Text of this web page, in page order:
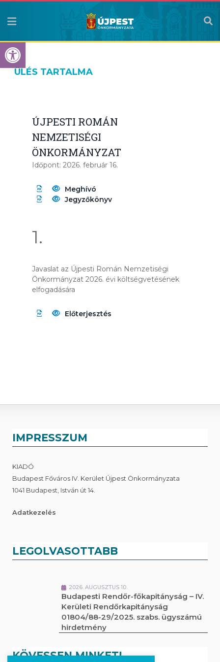
Eszköztár megnyitása
ÜLÉS TARTALMA
ÚJPESTI ROMÁN
NEMZETISÉGI
ÖNKORMÁNYZAT
Időpont: 2026. február 16.
Meghívó
Jegyzőkönyv
1.
Javaslat az Újpesti Román Nemzetiségi
Önkormányzat 2026. évi költségvetésének
elfogadására
Előterjesztés
IMPRESSZUM
KIADÓ
Budapest Főváros IV. Kerület Újpest Önkormányzata
1041 Budapest, István út 14.
Adatkezelés
LEGOLVASOTTABB
2026. AUGUSZTUS 10.
Budapesti Rendőr-főkapitányság – IV.
Kerületi Rendőrkapitányság
01804/88-29/2025. szabs. ügyszámú
hirdetmény
KÖVESSEN MINKET!